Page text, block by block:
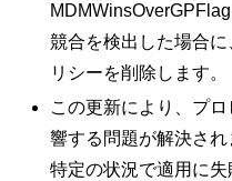
競合を検出した場合
リシーを削除します。
この更新により、プ
響する問題が解決され
特定の状況で適用に失